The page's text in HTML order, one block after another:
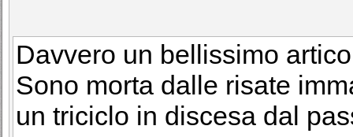
Davvero un bellissimo
Sono morta dalle risate
un triciclo in discesa dal